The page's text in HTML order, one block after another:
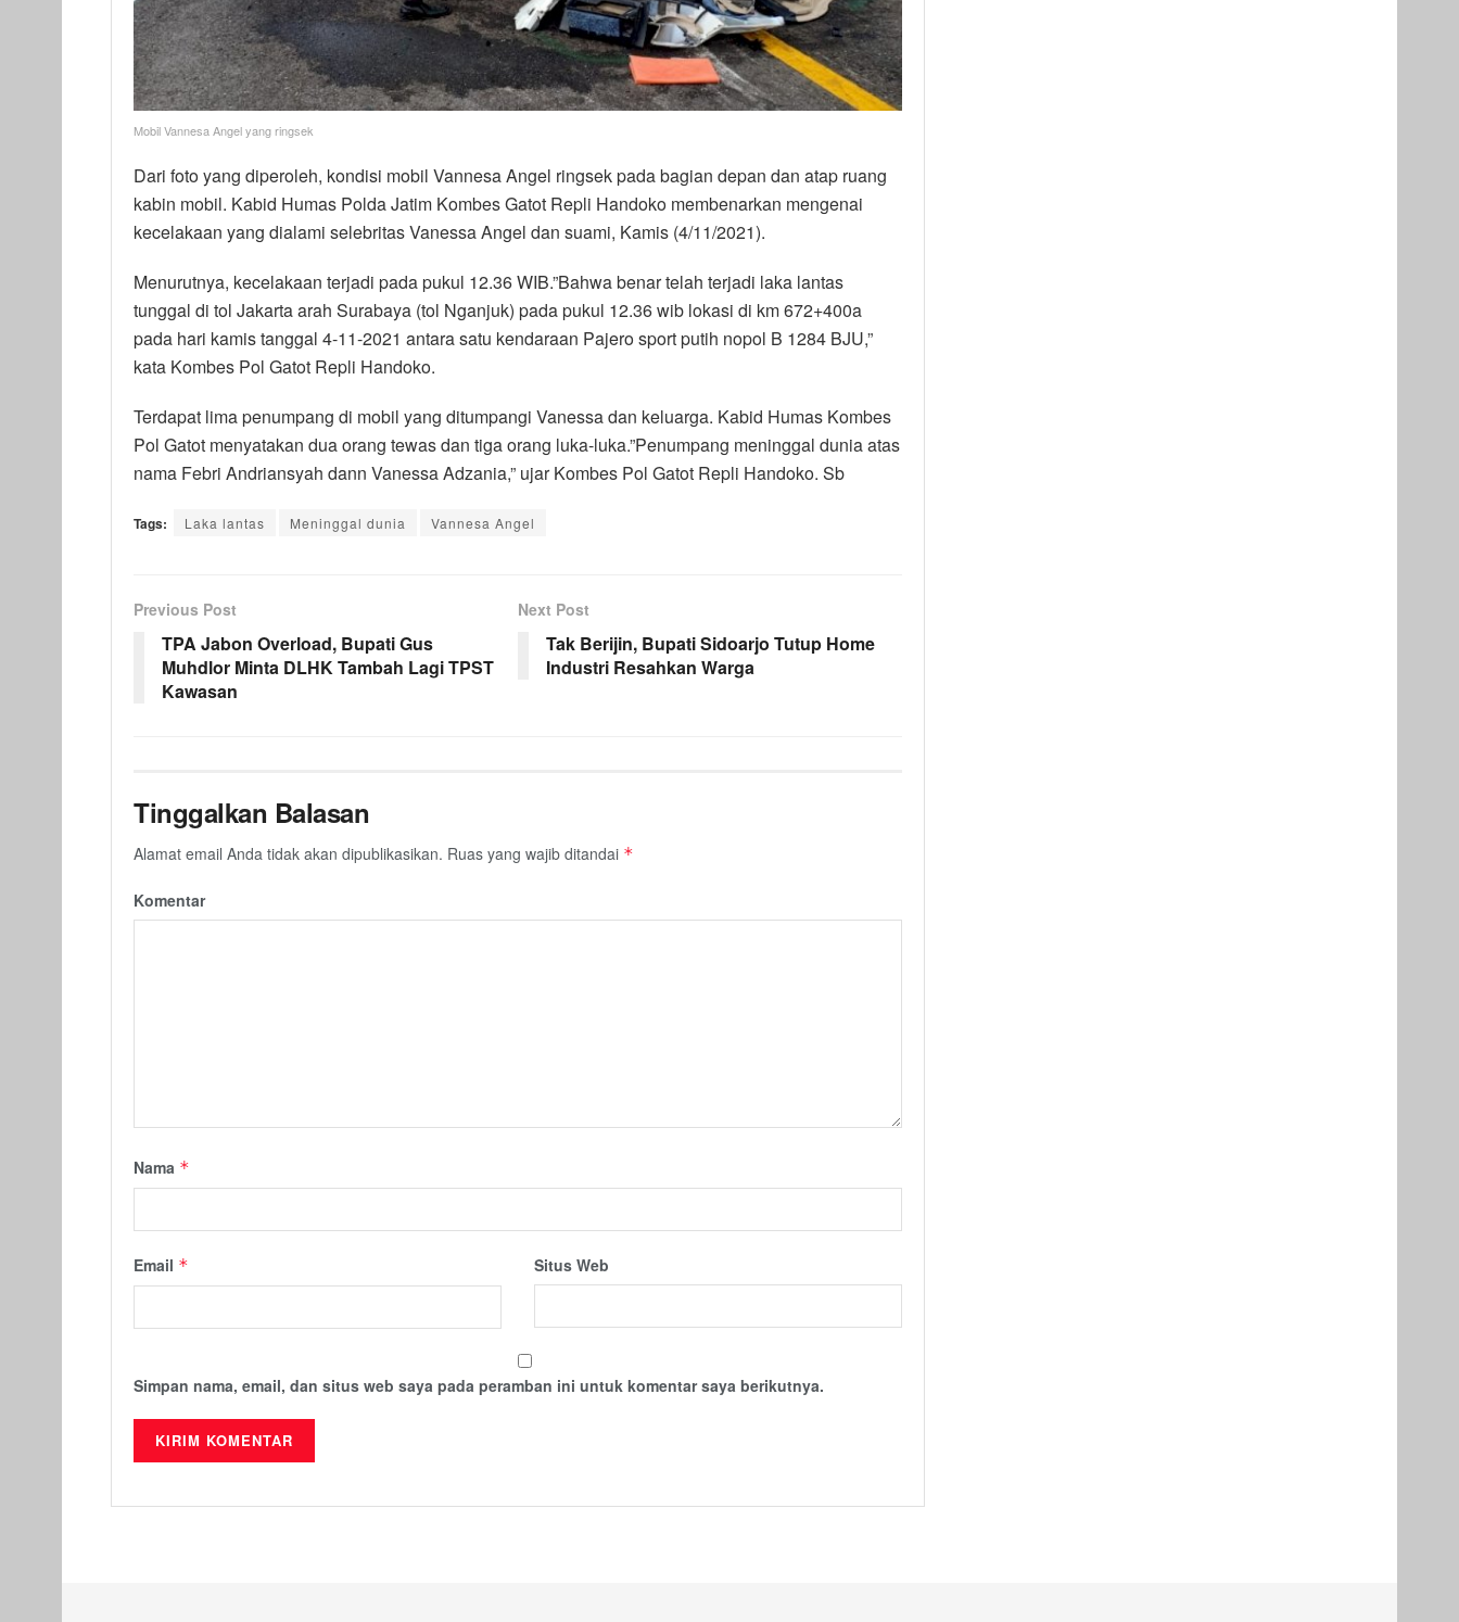
Mobil Vannesa Angel yang ringsek
Dari foto yang diperoleh, kondisi mobil Vannesa Angel ringsek pada bagian depan dan atap ruang
kabin mobil. Kabid Humas Polda Jatim Kombes Gatot Repli Handoko membenarkan mengenai
kecelakaan yang dialami selebritas Vanessa Angel dan suami, Kamis (4/11/2021).
Menurutnya, kecelakaan terjadi pada pukul 12.36 WIB.”Bahwa benar telah terjadi laka lantas
tunggal di tol Jakarta arah Surabaya (tol Nganjuk) pada pukul 12.36 wib lokasi di km 672+400a
pada hari kamis tanggal 4-11-2021 antara satu kendaraan Pajero sport putih nopol B 1284 BJU,”
kata Kombes Pol Gatot Repli Handoko.
Terdapat lima penumpang di mobil yang ditumpangi Vanessa dan keluarga. Kabid Humas Kombes
Pol Gatot menyatakan dua orang tewas dan tiga orang luka-luka.”Penumpang meninggal dunia atas
nama Febri Andriansyah dann Vanessa Adzania,” ujar Kombes Pol Gatot Repli Handoko. Sb
Tags: Laka lantas Meninggal dunia Vannesa Angel
Previous Post
TPA Jabon Overload, Bupati Gus
Muhdlor Minta DLHK Tambah Lagi TPST
Kawasan
Next Post
Tak Berijin, Bupati Sidoarjo Tutup Home
Industri Resahkan Warga
Tinggalkan Balasan
Alamat email Anda tidak akan dipublikasikan. Ruas yang wajib ditandai *
Komentar
Nama *
Email * Situs Web
Simpan nama, email, dan situs web saya pada peramban ini untuk komentar saya berikutnya.